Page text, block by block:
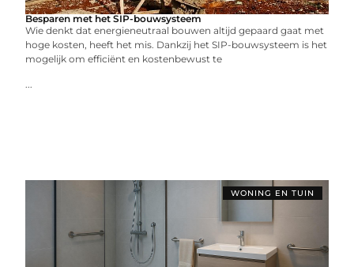
Besparen met het SIP-bouwsysteem
Wie denkt dat energieneutraal bouwen altijd gepaard gaat met
hoge kosten, heeft het mis. Dankzij het SIP-bouwsysteem is het
mogelijk om efficiënt en kostenbewust te
...
WONING EN TUIN